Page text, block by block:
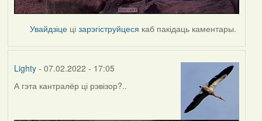
Увайдзіце цізарэгіструйцеся каб пакідаць каментары.
Lighty- 07.02.2022 - 17:05
А гэта кантралёр ці рэвізор?..